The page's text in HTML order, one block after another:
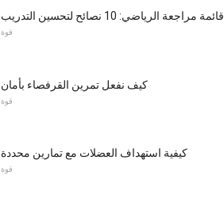
قائمة مراجعة الرياضي: 10 نصائح لتحسين التدريب
قوة
كيف نفعل تمرين القرفصاء بأمان
قوة
كيفية استهداف العضلات مع تمارين محددة
قوة